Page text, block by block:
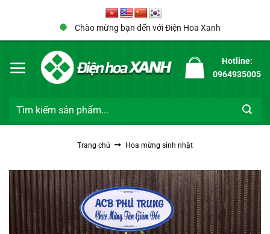
Chào mừng bạn đến với Điện Hoa Xanh
Hotline:
0964935005
Tìm
Trang chủ Hoa mừng sinh nhật